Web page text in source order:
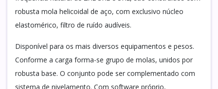
robusta mola helicoidal de aço, com exclusivo núcleo
elastomérico, filtro de ruído audíveis.
Disponível para os mais diversos equipamentos e pesos.
Conforme a carga forma-se grupo de molas, unidos por
robusta base. O conjunto pode ser complementado com
sistema de nivelamento. Com software próprio,